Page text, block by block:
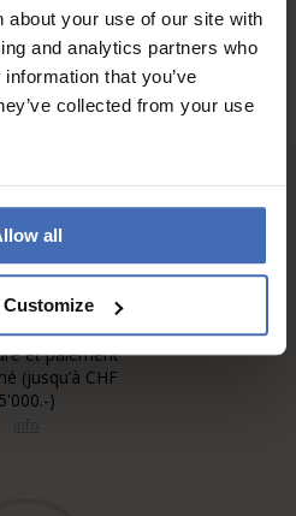
about your use of our site with
and analytics partners who
that you’ve
collected from your use
all
Customize
et paiement
(jusqu’à CHF
5'000.-)